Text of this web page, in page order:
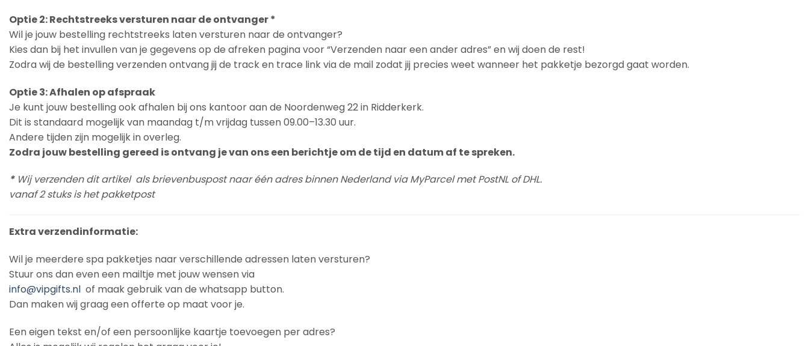
Optie 2: Rechtstreeks versturen naar de ontvanger *
Wil je jouw bestelling rechtstreeks laten versturen naar de ontvanger?
Kies dan bij het invullen van je gegevens op de afreken pagina voor “Verzenden naar een ander adres” en wij doen de rest!
Zodra wij de bestelling verzenden ontvang jij de track en trace link via de mail zodat jij precies weet wanneer het pakketje bezorgd gaat worden.
Optie 3: Afhalen op afspraak
Je kunt jouw bestelling ook afhalen bij ons kantoor aan de Noordenweg 22 in Ridderkerk.
Dit is standaard mogelijk van maandag t/m vrijdag tussen 09.00–13.30 uur.
Andere tijden zijn mogelijk in overleg.
Zodra jouw bestelling gereed is ontvang je van ons een berichtje om de tijd en datum af te spreken.
* Wij verzenden dit artikel als brievenbuspost naar één adres binnen Nederland via MyParcel met PostNL of DHL.
vanaf 2 stuks is het pakketpost
Extra verzendinformatie:
Wil je meerdere spa pakketjes naar verschillende adressen laten versturen?
Stuur ons dan even een mailtje met jouw wensen via
info@vipgifts.nl of maak gebruik van de whatsapp button.
Dan maken wij graag een offerte op maat voor je.
Een eigen tekst en/of een persoonlijke kaartje toevoegen per adres?